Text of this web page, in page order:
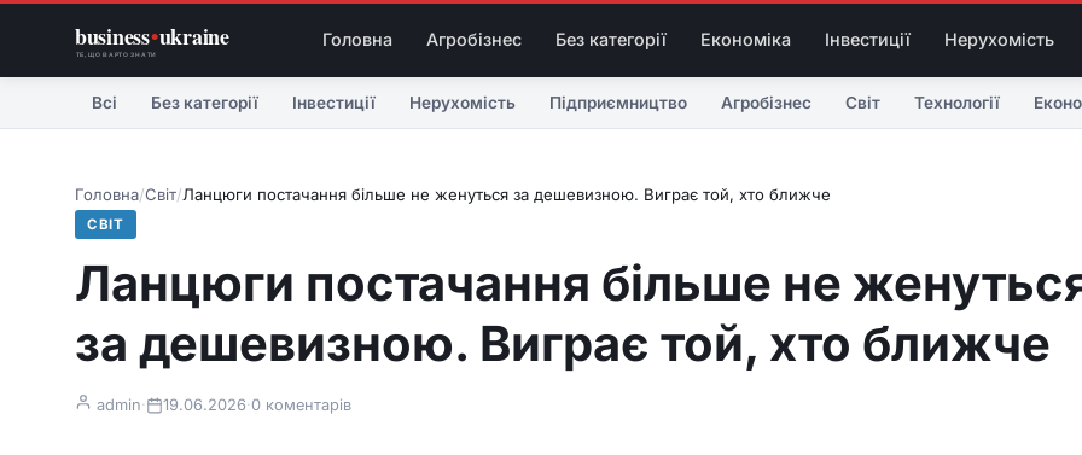
business•ukraine
ТЕ, ЩО ВАРТО ЗНАТИ
Головна Агробізнес Без категорії Економіка Інвестиції Нерухомість
Всі Без категорії Інвестиції Нерухомість Підприємництво Агробізнес Світ Технології
Головна/Світ/Ланцюги постачання більше не женуться за дешевизною. Виграє той, хто ближче
СВІТ
Ланцюги постачання більше не
за дешевизною. Виграє той, хто ближче
admin· 19.06.2026·0 коментарів